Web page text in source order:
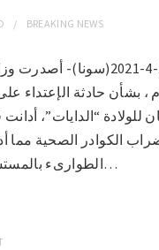
BREAKING NEWS
الخرطوم في 2-4-2021(سونا)-
، بشأن حادثة الإعتداء
“الدايات”، أدانت
الكوادر الصحية مما
الطوارىء بالمستشفى. وفيما يلي…